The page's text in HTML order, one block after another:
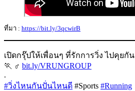
ที่มา : https://bit.ly/3qcwirB
เปิดกรุ๊ปให้เพื่อนๆ ที่รักการวิ่ง ไปคุยกัน
🏃 ‍♂ bit.ly/VRUNGROUP
.
#วิ่งไหนกันปั่นไหนดี #Sports #Running